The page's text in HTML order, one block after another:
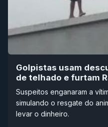
Golpistas usam
de telhado e furtam
Suspeitos enganaram a
simulando o resgate do
levar o dinheiro.